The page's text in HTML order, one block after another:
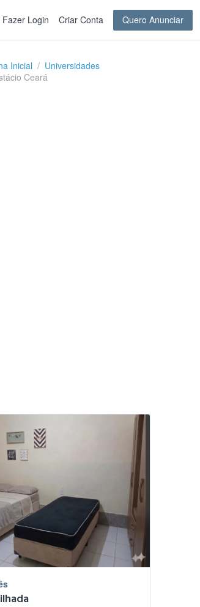
Fazer Login Criar Conta Quero Anunciar
Inicial
Universidades
Ceará